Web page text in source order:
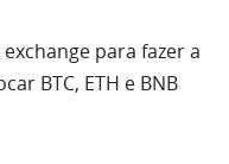
para fazer a
BTC, ETH e BNB